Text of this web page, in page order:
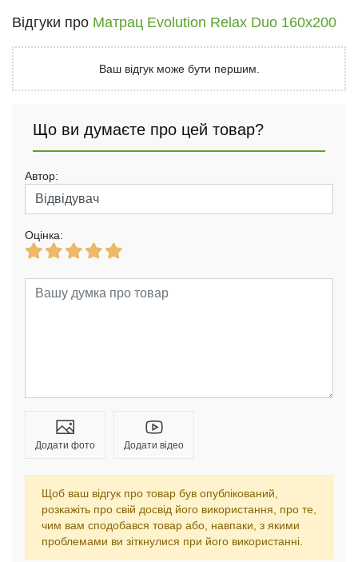
Відгуки про Матрац Evolution Relax Duo 160х200
Ваш відгук може бути першим.
Що ви думаєте про цей товар?
Автор:
Оцінка:
Додати фото Додати відео
Щоб ваш відгук про товар був опублікований,
розкажіть про свій досвід його використання, про те,
чим вам сподобався товар або, навпаки, з якими
проблемами ви зіткнулися при його використанні.